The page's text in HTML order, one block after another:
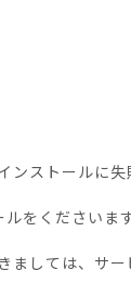
ンストールに失
をくださいま
しては、サー